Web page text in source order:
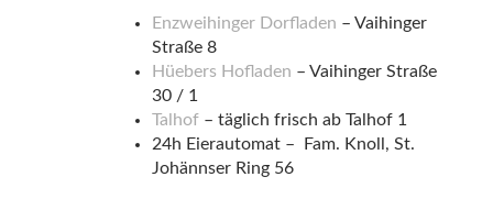
Enzweihinger Dorfladen – Vaihinger
Straße 8
Hüebers Hofladen – Vaihinger Straße
30 / 1
Talhof – täglich frisch ab Talhof 1
24h Eierautomat – Fam. Knoll, St.
Johännser Ring 56